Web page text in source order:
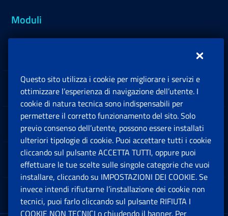
Moduli
Sedi e Contatti
Software
Note Legali
App mobile
Questo sito utilizza i cookie per migliorare i servizi e
ottimizzare l’esperienza di navigazione dell’utente. I
cookie di natura tecnica sono indispensabili per
permettere il corretto funzionamento del sito. Solo
previo consenso dell’utente, possono essere installati
ulteriori tipologie di cookie. Puoi accettare tutti i cookie
cliccando sul pulsante ACCETTA TUTTI, oppure puoi
effettuare le tue scelte sulle singole categorie che vuoi
installare, cliccando su IMPOSTAZIONI DEI COOKIE. Se
invece intendi rifiutarne l’installazione dei cookie non
tecnici, puoi farlo cliccando sul pulsante RIFIUTA I
COOKIE NON TECNICI o chiudendo il banner. Per